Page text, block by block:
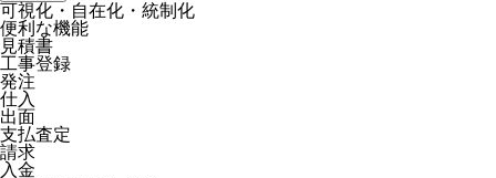
可視化・自在化・統制化
便利な機能
見積書
工事登録
発注
仕入
出面
支払査定
請求
入金